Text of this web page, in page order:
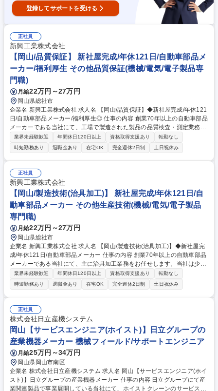
登録してサポートを受ける
正社員
新興工業株式会社
【岡山/品質保証】 新社屋完成/年休121日/自動車部品メ
ーカー/福利厚生 その他品質保証(機械/電気/電子製品専
門職)
月給22万円～27万円
岡山県総社市
企業名 新興工業株式会社 求人名 【岡山/品質保証】◆新社屋完成/年休121
日/自動車部品メーカー/福利厚生◎ 仕事の内容 創業70年以上の自動車部品
メーカーである当社にて、工場で製造された製品の品質検査・測定業務か
ら始まり、不良品発生時の原因調査・報告書作成、お客様監査対応まで幅
広く担当していただきます。 【具体的には】■ノギスやマイクロメーター
などの測定具を使用した製品検査・測定業務 ■不良品発生時の処置・原因
調査・報告書作成 ■お客様監査対応 ■協力会社の監査対応 ■トラブル対応
※監査対応については、基本的に来社されることが多いです ※ご経験に応
じて、お任せする業務範囲は調整します 募集職種 【岡山/品質保証】◆新
社屋完成/年休121日/自動車部品メーカー/福利厚生◎
業界未経験歓迎 年間休日120日以上 資格取得支援あり
転勤なし
時短勤務あり
退職金あり 在宅OK 完全週休2日制 土日祝休み
正社員
新興工業株式会社
【岡山/製造技術(治具加工)】 新社屋完成/年休121日/自
動車部品メーカー その他生産技術(機械/電気/電子製品
専門職)
月給22万円～27万円
岡山県総社市
企業名 新興工業株式会社 求人名 【岡山/製造技術(治具加工)】◆新社屋完
成/年休121日/自動車部品メーカー 仕事の内容 創業70年以上の自動車部品
メーカーである当社にて、主に治具加工業務をお任せします。当社は少量
生産や試作品も対応することが多いため、社内で使用される様々な治具加
工を行っています。 【具体的に】 ■治具部品加工（要求精度に適した部品
加工工程の計画と加工） ■外部業者の選定と手配（品質、価格の査定と日
程管理） ■各種試作対応（試作用簡易治具の製作、試作加工、検査対応）
【主な社内設備】複合加工機、歯車研削盤、金属3Dプリンタ、グライデ
ィングセンタ、マシニングセンタ、NC旋盤、汎用平面研削盤など 募集職
種 【岡山/製造技術(治具加工)】◆新社屋完成/年休121日/自動車部品メー
カー
業界未経験歓迎 年間休日120日以上 資格取得支援あり
転勤なし
時短勤務あり
退職金あり 在宅OK 完全週休2日制 土日祝休み
正社員
株式会社日立産機システム
岡山【サービスエンジニア(ホイスト)】日立グループの
産業機器メーカー 機械フィールド/サポートエンジニア
月給25万円～34万円
岡山県岡山市南区
企業名 株式会社日立産機システム 求人名 岡山【サービスエンジニア(ホイ
スト)】日立グループの産業機器メーカー 仕事の内容 日立グループにて産
業関連製品で事業展開している当社にて、ホイストクレーンのサービスエ